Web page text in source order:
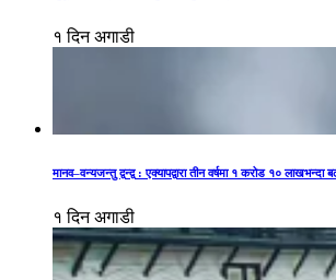
१ दिन अगाडी
मानव–वन्यजन्तु द्वन्द्व : एक्यापद्वारा तीन वर्षमा १ करोड १० लाखभन्दा
१ दिन अगाडी